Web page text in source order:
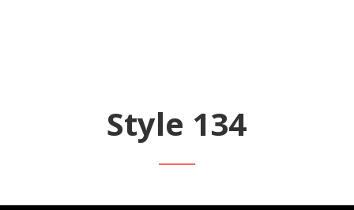
Style 134